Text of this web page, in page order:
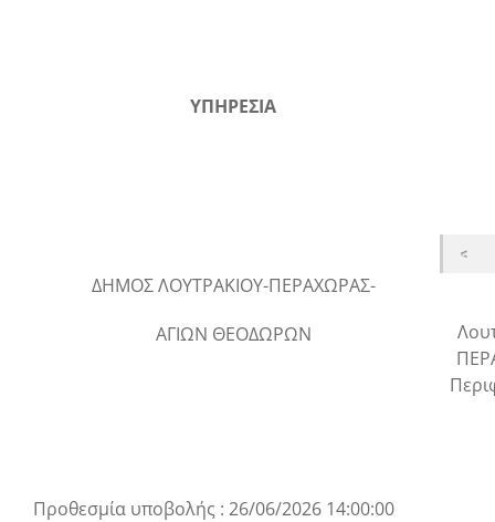
ΥΠΗΡΕΣΙΑ
ΔΗΜΟΣ ΛΟΥΤΡΑΚΙΟΥ-ΠΕΡΑΧΩΡΑΣ-
ΑΓΙΩΝ ΘΕΟΔΩΡΩΝ
Προθεσμία υποβολής : 26/06/2026 14:00:00